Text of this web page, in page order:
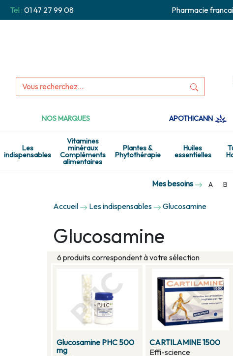
Tel : 01 47 27 99 08 Pharmacie
NOS MARQUES APOTHICANN
Les
indispensables
Vitamines
minéraux
Compléments
alimentaires
Plantes &
Phytothérapie
Huiles
essentielles
Mes besoins A B
Accueil Les indispensables Glucosamine
Glucosamine
6 produits correspondent à votre sélection
Glucosamine PHC 500
mg
CARTILAMINE 1500
Effi-science